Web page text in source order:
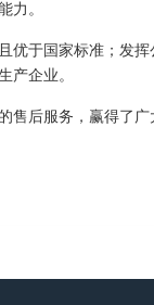
力。
于国家标准；发
产企业。
后服务，赢得了